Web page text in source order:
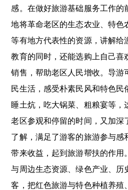
感。在做好旅游基础服务工作的
地将革命老区的生态农业、特色
等有地方代表性的资源，讲解给
教育的同时，还能选购上自己喜
销售，帮助老区人民增收。导游
民生活，感受朴素民风和特色民
睡土炕，吃大锅菜、粗粮宴等，
老区参观和停留的时间，又加深
了解，满足了游客的旅游参与感
带来收益，起到旅游帮扶的作用
与周边生态资源、绿色产业、历
客，把红色旅游与特色种植养殖